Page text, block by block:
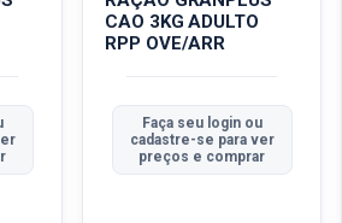
CAO 3KG ADULTO
RPP OVE/ARR
Faça seu login ou
cadastre-se para ver
preços e comprar